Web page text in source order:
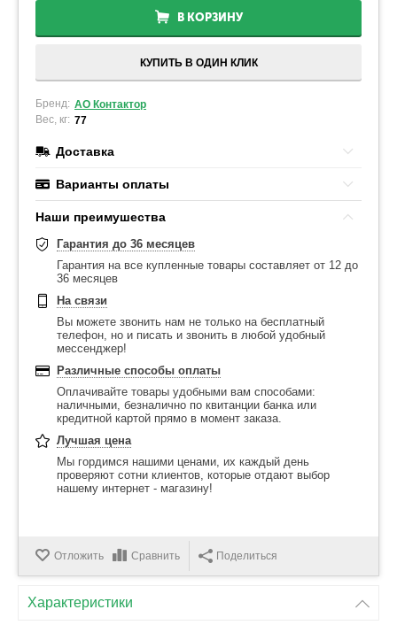
В КОРЗИНУ
КУПИТЬ В ОДИН КЛИК
Бренд: АО Контактор
Вес, кг: 77
Доставка
Варианты оплаты
Наши преимушества
Гарантия до 36 месяцев
Гарантия на все купленные товары составляет от 12 до
36 месяцев
На связи
Вы можете звонить нам не только на бесплатный
телефон, но и писать и звонить в любой удобный
мессенджер!
Различные способы оплаты
Оплачивайте товары удобными вам способами:
наличными, безналично по квитанции банка или
кредитной картой прямо в момент заказа.
Лучшая цена
Мы гордимся нашими ценами, их каждый день
проверяют сотни клиентов, которые отдают выбор
нашему интернет - магазину!
Отложить Сравнить Поделиться
Характеристики